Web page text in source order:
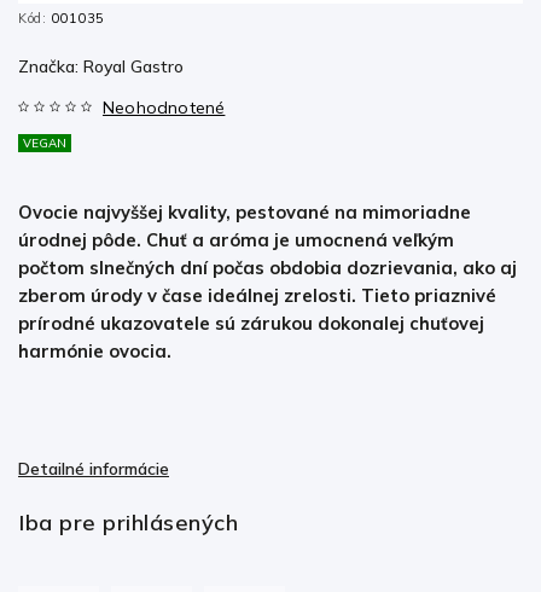
Kód: 001035
VEGAN
Neohodnotené
Ovocie najvyššej kvality, pestované na mimoriadne
úrodnej pôde. Chuť a aróma je umocnená veľkým
počtom slnečných dní počas obdobia dozrievania, ako aj
zberom úrody v čase ideálnej zrelosti. Tieto priaznivé
prírodné ukazovatele sú zárukou dokonalej chuťovej
harmónie ovocia.
Detailné informácie
Značka: Royal Gastro
Iba pre prihlásených